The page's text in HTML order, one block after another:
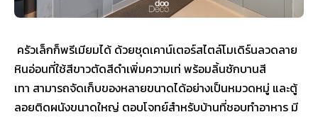
ครัวเล็กก็พรีเมียมได้ ด้วยชุดเคาน์เตอร์สไตล์โมเดิร์นลวดลาย
หินอ่อนที่ใช้สีขาวตัดสีดำเพิ่มความเท่ พร้อมลิ้นชักบานสี
เทา สามารถจัดเก็บของหลายขนาดได้อย่างเป็นหมวดหมู่ และตู้
ลอยติดผนังขนาดใหญ่ ตอบโจทย์สำหรับบ้านที่ชอบทำอาหาร มี